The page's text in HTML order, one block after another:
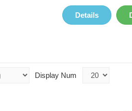
Details
Display Num